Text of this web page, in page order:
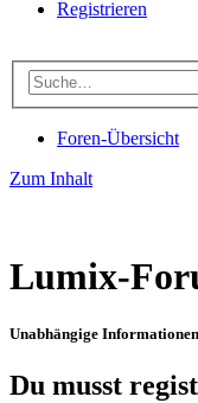
Registrieren
Foren-Übersicht
Zum Inhalt
Lumix-
Unabhängige
Du musst